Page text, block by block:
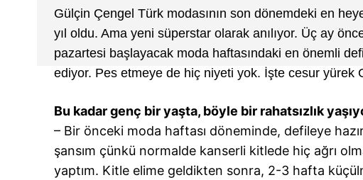
Gülçin Çengel Türk modasının son dönemdeki en
yıl oldu. Ama yeni süperstar olarak anılıyor. Üç ay
pazartesi başlayacak moda haftasındaki en önemli
ediyor. Pes etmeye de hiç niyeti yok. İşte cesur yürek
Bu kadar genç bir yaşta, böyle bir rahatsızlık
– Bir önceki moda haftası döneminde, defileye
şansım çünkü normalde kanserli kitlede hiç ağrı
yaptım. Kitle elime geldikten sonra, 2-3 hafta